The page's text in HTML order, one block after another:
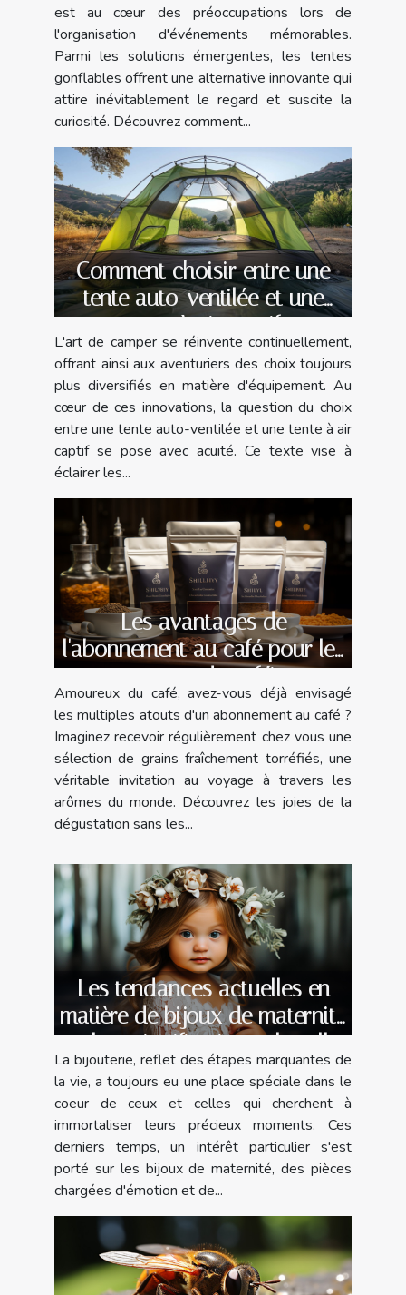
est au cœur des préoccupations lors de
l'organisation d'événements mémorables.
Parmi les solutions émergentes, les tentes
gonflables offrent une alternative innovante qui
attire inévitablement le regard et suscite la
curiosité. Découvrez comment...
Comment choisir entre une
tente auto-ventilée et une
tente à air captif
L'art de camper se réinvente continuellement,
offrant ainsi aux aventuriers des choix toujours
plus diversifiés en matière d'équipement. Au
cœur de ces innovations, la question du choix
entre une tente auto-ventilée et une tente à air
captif se pose avec acuité. Ce texte vise à
éclairer les...
Les avantages de
l'abonnement au café pour les
amateurs de caféine
Amoureux du café, avez-vous déjà envisagé
les multiples atouts d'un abonnement au café ?
Imaginez recevoir régulièrement chez vous une
sélection de grains fraîchement torréfiés, une
véritable invitation au voyage à travers les
arômes du monde. Découvrez les joies de la
dégustation sans les...
Les tendances actuelles en
matière de bijoux de maternité
et leur signification culturelle
La bijouterie, reflet des étapes marquantes de
la vie, a toujours eu une place spéciale dans le
coeur de ceux et celles qui cherchent à
immortaliser leurs précieux moments. Ces
derniers temps, un intérêt particulier s'est
porté sur les bijoux de maternité, des pièces
chargées d'émotion et de...